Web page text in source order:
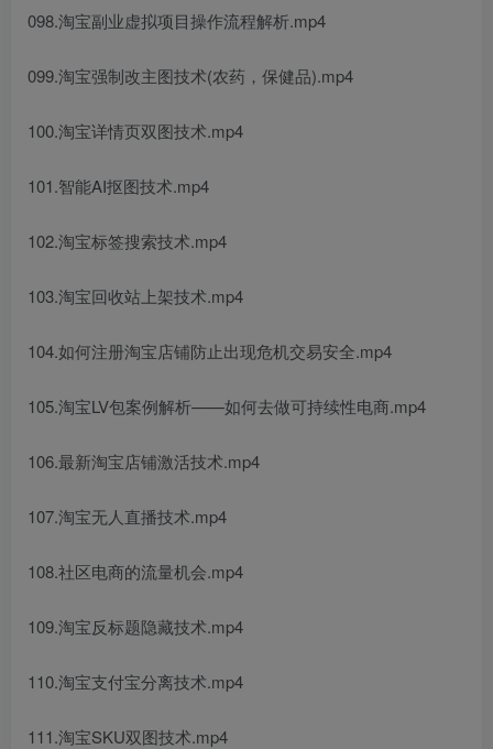
098.淘宝副业虚拟项目操作流程解析.mp4
099.淘宝强制改主图技术(农药，保健品).mp4
100.淘宝详情页双图技术.mp4
101.智能AI抠图技术.mp4
102.淘宝标签搜索技术.mp4
103.淘宝回收站上架技术.mp4
104.如何注册淘宝店铺防止出现危机交易安全.mp4
105.淘宝LV包案例解析——如何去做可持续性电商.mp4
106.最新淘宝店铺激活技术.mp4
107.淘宝无人直播技术.mp4
108.社区电商的流量机会.mp4
109.淘宝反标题隐藏技术.mp4
110.淘宝支付宝分离技术.mp4
111.淘宝SKU双图技术.mp4